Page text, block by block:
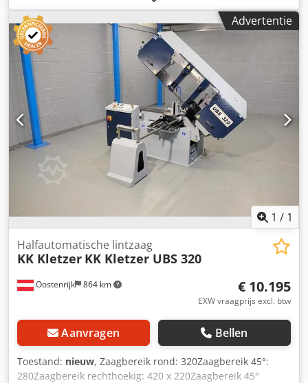
Totaal vermogensbehoefte 0,8 kW Machinegewicht ca. 200
kg Crsdsvn Uzaspfx Ag Asf Berg & Schmid - Metaallintzaag
GBS 185 Eco AutoCut Enorm snel en stil zagen dankzij
verbeterde aandrijftechniek - Verstekzagen tot 60° naar
links - Geschikt voor droog en nat zagen -
Koelmiddelinstallatie - Machinevoet
Advertentie
1 / 1
Oostenrijk 864 km
Halfautomatische lintzaag
KK Kletzer KK Kletzer UBS 320
€ 10.195
EXW vraagprijs excl. btw
Aanvragen Bellen
Toestand: nieuw, Zaagbereik rond: 320Zaagbereik 45°:
280Zaagbereik rechthoekig: 420 x 220Zaagbereik 45°